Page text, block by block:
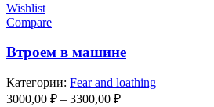
Wishlist
Compare
Втроем в машине
Категории: Fear and loathing
3000,00 ₽ – 3300,00 ₽Диапазон